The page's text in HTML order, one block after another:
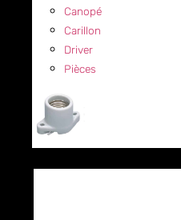
Canopé
Carillon
Driver
Pièces